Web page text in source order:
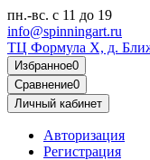
пн.-вс. с 11 до 19
info@spinningart.ru
ТЦ Формула X, д.
Избранное0
Сравнение0
Личный кабинет
Авторизация
Регистрация